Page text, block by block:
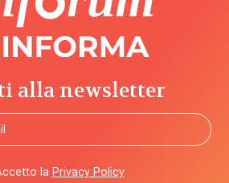
alla newsletter
la Privacy Policy